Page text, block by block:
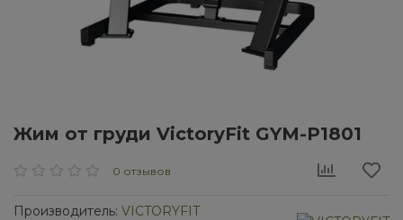
Жим от груди VictoryFit GYM-P1801
0 отзывов
Производитель: VICTORYFIT